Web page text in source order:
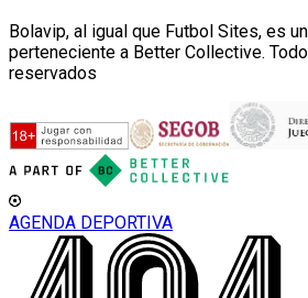
Bolavip, al igual que Futbol Sites, es
perteneciente a Better Collective.
reservados
AGENDA DEPORTIVA